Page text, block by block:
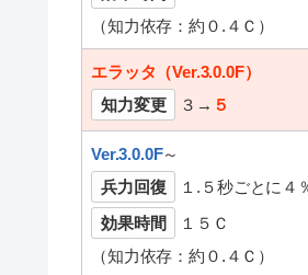
（知力依存：約０.４Ｃ）
エラッタ（Ver.3.0.0F）
知力変更
３→ ５
Ver.3.0.0F～
兵力回復
１.５秒ごとに４
効果時間
１５Ｃ
（知力依存：約０.４Ｃ）